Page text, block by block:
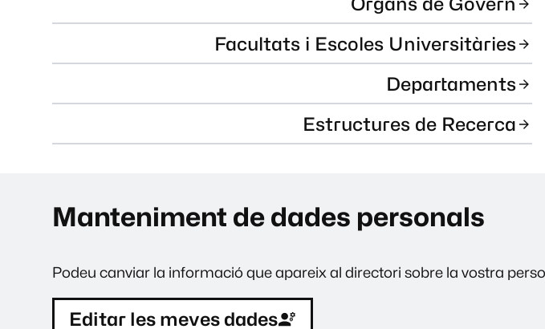
Facultats i Escoles Universitàries
Departaments
Estructures de Recerca
Manteniment de dades personals
Podeu canviar la informació que apareix al directori sobre la vostra
Editar les meves dades